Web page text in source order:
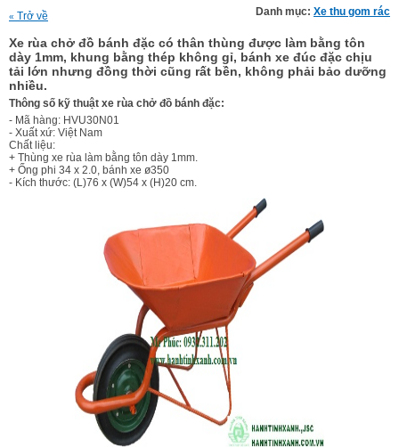
« Trở về Danh mục: Xe thu gom rác
Xe rùa chở đồ bánh đặc có thân thùng được làm bằng tôn
dày 1mm, khung bằng thép không gỉ, bánh xe đúc đặc chịu
tải lớn nhưng đồng thời cũng rất bền, không phải bảo dưỡng
nhiều.
Thông số kỹ thuật xe rùa chở đồ bánh đặc:
- Mã hàng: HVU30N01
- Xuất xứ: Việt Nam
Chất liệu:
+ Thùng xe rùa làm bằng tôn dày 1mm.
+ Ống phi 34 x 2.0, bánh xe ø350
- Kích thước: (L)76 x (W)54 x (H)20 cm.